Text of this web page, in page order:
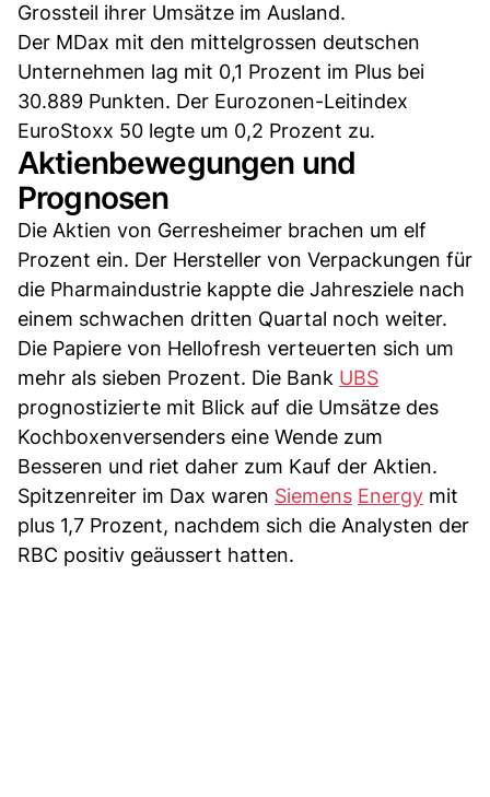
Grossteil ihrer Umsätze im Ausland.
Der MDax mit den mittelgrossen deutschen
Unternehmen lag mit 0,1 Prozent im Plus bei
30.889 Punkten. Der Eurozonen-Leitindex
EuroStoxx 50 legte um 0,2 Prozent zu.
Aktienbewegungen und
Prognosen
Die Aktien von Gerresheimer brachen um elf
Prozent ein. Der Hersteller von Verpackungen für
die Pharmaindustrie kappte die Jahresziele nach
einem schwachen dritten Quartal noch weiter.
Die Papiere von Hellofresh verteuerten sich um
mehr als sieben Prozent. Die Bank UBS
prognostizierte mit Blick auf die Umsätze des
Kochboxenversenders eine Wende zum
Besseren und riet daher zum Kauf der Aktien.
Spitzenreiter im Dax waren Siemens Energy mit
plus 1,7 Prozent, nachdem sich die Analysten der
RBC positiv geäussert hatten.